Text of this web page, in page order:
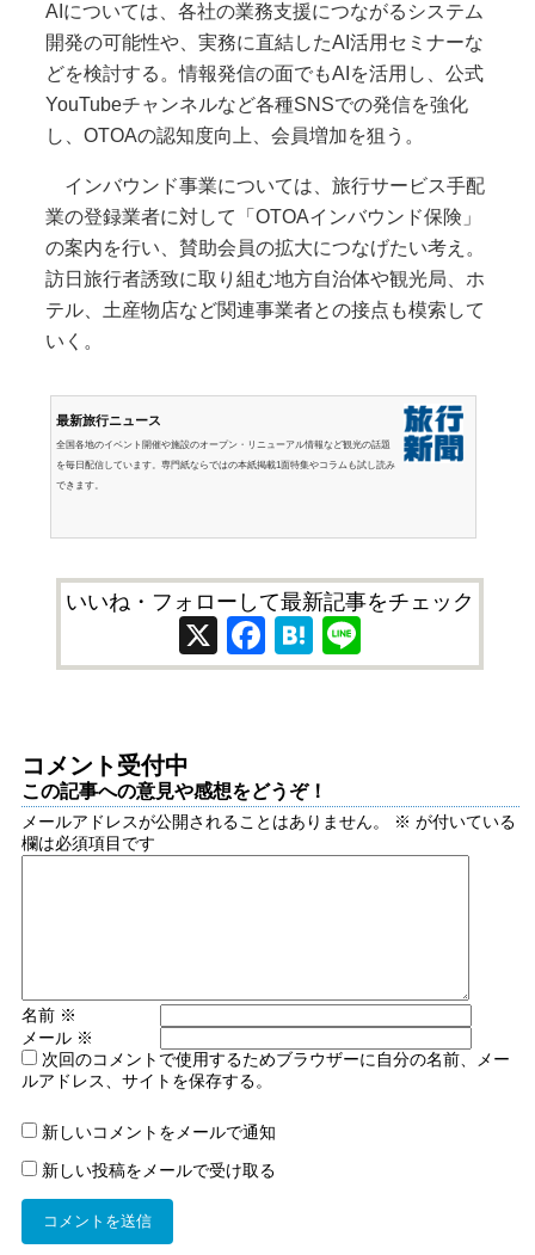
AIについては、各社の業務支援につながるシステム
開発の可能性や、実務に直結したAI活用セミナーな
どを検討する。情報発信の面でもAIを活用し、公式
YouTubeチャンネルなど各種SNSでの発信を強化
し、OTOAの認知度向上、会員増加を狙う。
インバウンド事業については、旅行サービス手配
業の登録業者に対して「OTOAインバウンド保険」
の案内を行い、賛助会員の拡大につなげたい考え。
訪日旅行者誘致に取り組む地方自治体や観光局、ホ
テル、土産物店など関連事業者との接点も模索して
いく。
最新旅行ニュース
全国各地のイベント開催や施設のオープン・リニューアル情報など観光の話題
を毎日配信しています。専門紙ならではの本紙掲載1面特集やコラムも試し読み
できます。
いいね・フォローして最新記事をチェック
X Facebook
Hatena
コメント受付中
この記事への意見や感想をどうぞ！
メールアドレスが公開されることはありません。 ※ が付いている
欄は必須項目です
名前 ※
メール ※
次回のコメントで使用するためブラウザーに自分の名前、メー
ルアドレス、サイトを保存する。
新しいコメントをメールで通知
新しい投稿をメールで受け取る